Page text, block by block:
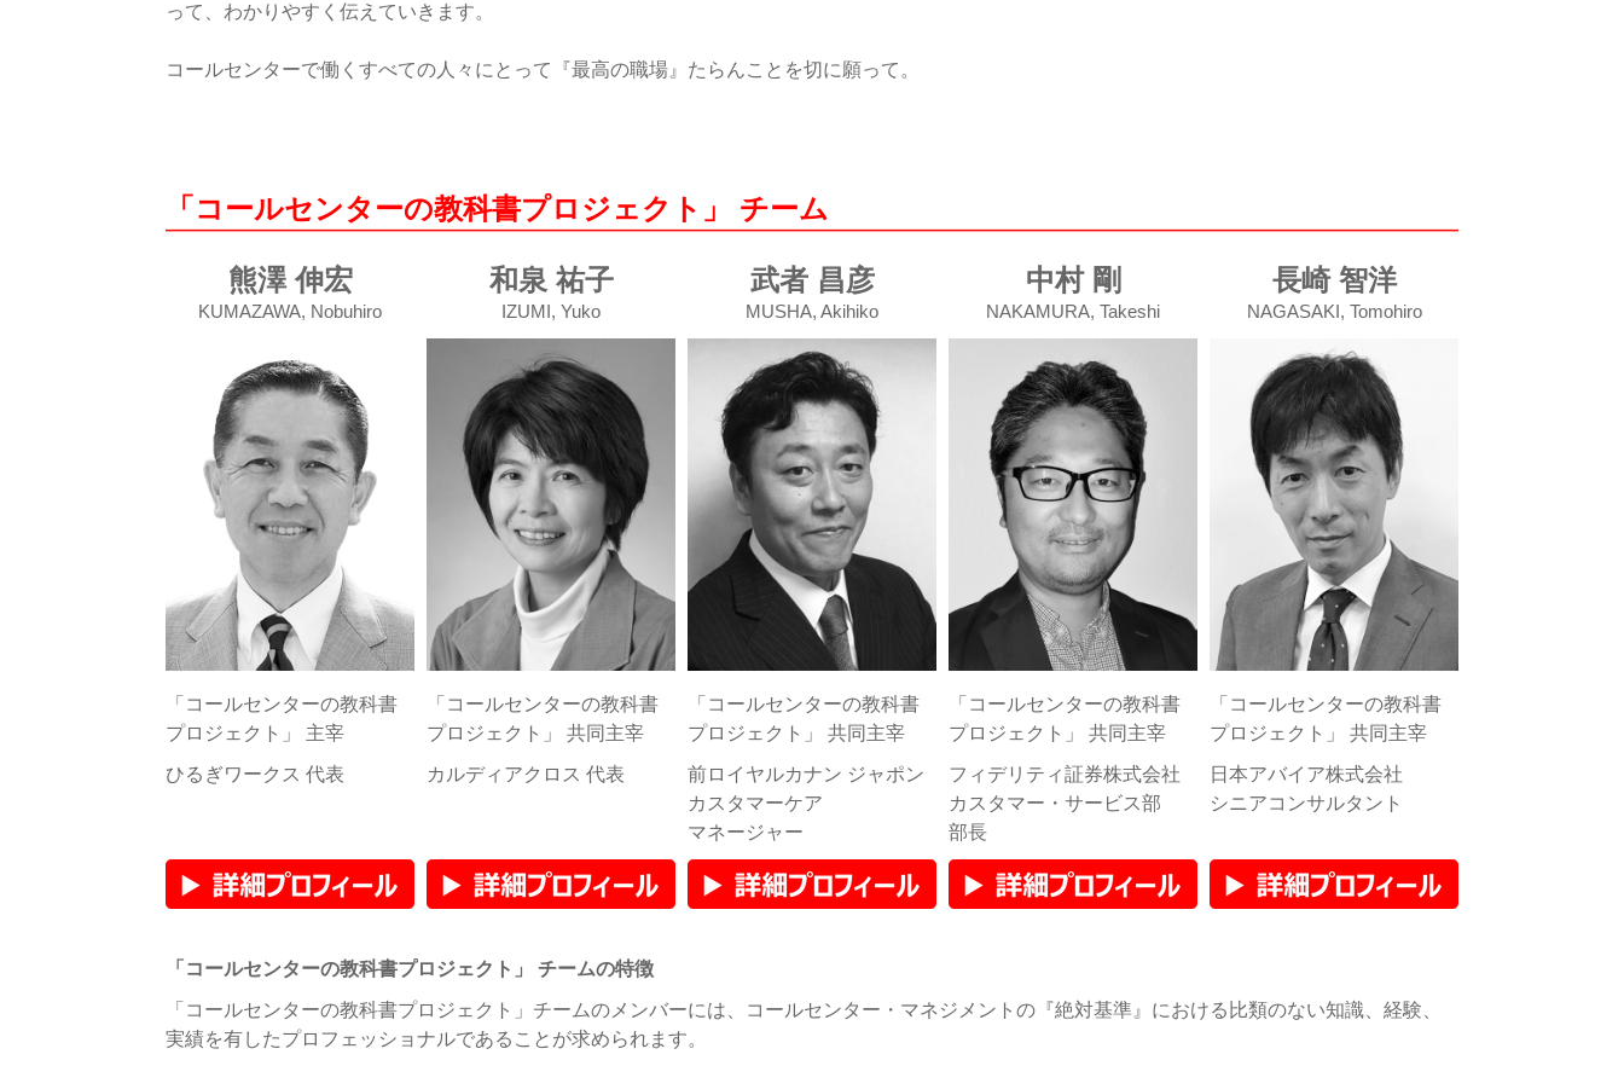
って、わかりやすく伝えていきます。
コールセンターで働くすべての人々にとって『最高の職場』たらんことを切に願って。
「コールセンターの教科書プロジェクト」 チーム
熊澤 伸宏
KUMAZAWA, Nobuhiro
「コールセンターの教科書
プロジェクト」 主宰
ひるぎワークス 代表
和泉 祐子
IZUMI, Yuko
「コールセンターの教科書
プロジェクト」 共同主宰
カルディアクロス 代表
武者 昌彦
MUSHA, Akihiko
「コールセンターの教科書
プロジェクト」 共同主宰
前ロイヤルカナン ジャポン
カスタマーケア
​マネージャー
中村 剛
NAKAMURA, Takeshi
「コールセンターの教科書
プロジェクト」 共同主宰
フィデリティ証券株式会社
カスタマー・サービス部
​部長
長崎 智洋
NAGASAKI, Tomohiro
「コールセンターの教科書
プロジェクト」 共同主宰
日本アバイア株式会社
シニアコンサルタント
「コールセンターの教科書プロジェクト」 チームの特徴
「コールセンターの教科書プロジェクト」チームのメンバーには、コールセンター・マネジメントの『絶対基準』における比類のない知識、経験、
実績を有したプロフェッショナルであることが求められます。